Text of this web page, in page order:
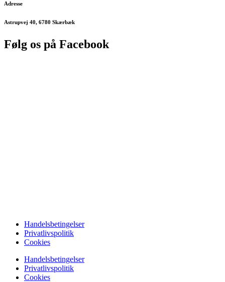
Adresse
Astrupvej 40, 6780 Skærbæk
Følg os på Facebook
Handelsbetingelser
Privatlivspolitik
Cookies
Handelsbetingelser
Privatlivspolitik
Cookies